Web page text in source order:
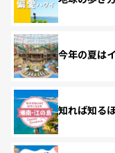
今年の夏は
知れば知る